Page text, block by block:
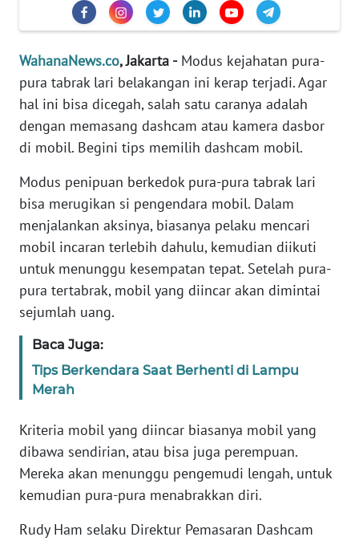
WahanaNews.co, Jakarta -Modus kejahatan pura-
pura tabrak lari belakangan ini kerap terjadi. Agar
hal ini bisa dicegah, salah satu caranya adalah
dengan memasang dashcam atau kamera dasbor
di mobil. Begini tips memilih dashcam mobil.
Modus penipuan berkedok pura-pura tabrak lari
bisa merugikan si pengendara mobil. Dalam
menjalankan aksinya, biasanya pelaku mencari
mobil incaran terlebih dahulu, kemudian diikuti
untuk menunggu kesempatan tepat. Setelah pura-
pura tertabrak, mobil yang diincar akan dimintai
sejumlah uang.
Baca Juga:
Tips Berkendara Saat Berhenti di Lampu
Merah
Kriteria mobil yang diincar biasanya mobil yang
dibawa sendirian, atau bisa juga perempuan.
Mereka akan menunggu pengemudi lengah, untuk
kemudian pura-pura menabrakkan diri.
Rudy Ham selaku Direktur Pemasaran Dashcam
OLAHRAGA
OPINI
EDITORIAL
INDEKS
BERITA
KONTAK
KAMI
INFO
IKLAN
TENTANG
KAMI
PEDOMAN
MEDIA
SIBER